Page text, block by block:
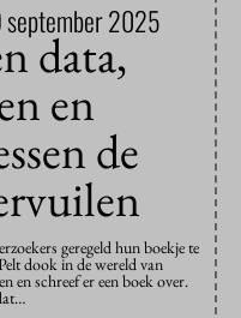
2025
data,
en
de
geregeld hun boekje te
dook in de wereld van
en schreef er een boek over.